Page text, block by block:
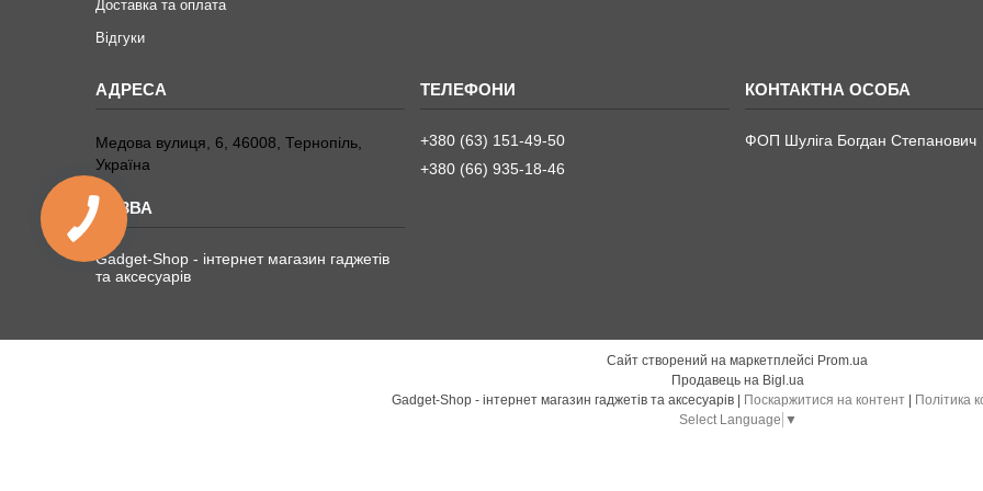
Доставка та оплата
Відгуки
Медова вулиця, 6, 46008, Тернопіль,
Україна
Gadget-Shop - інтернет магазин гаджетів
та аксесуарів
+380 (63) 151-49-50
+380 (66) 935-18-46
ФОП Шуліга Богдан Степанович
Сайт створений на маркетплейсі Prom.ua
Продавець на Bigl.ua
Gadget-Shop - інтернет магазин гаджетів та аксесуарів | Поскаржитися на контент | Політика
Select Language ▼